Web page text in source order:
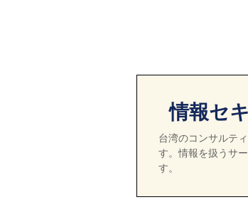
情報セ
台湾のコンサルテ
す。情報を扱うサ
す。